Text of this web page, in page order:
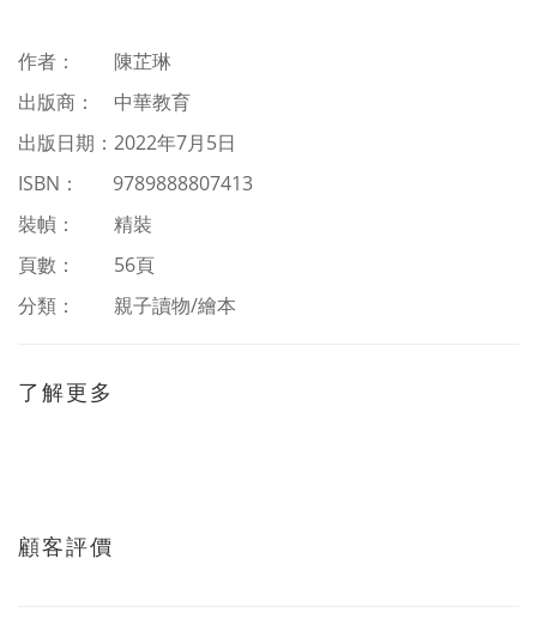
作者 ： 陳芷琳
出版商： 中華教育
出版日期：2022年7月5日
ISBN ：
9789888807413
裝幀： 精裝
頁數： 56頁
分類：
親子讀物/繪本
了解更多
顧客評價